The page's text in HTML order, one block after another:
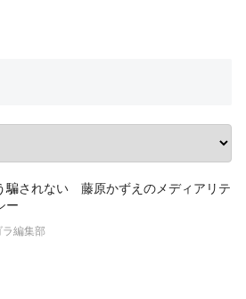
騙されない 藤原かずえのメディアリテ
ー
ラ編集部